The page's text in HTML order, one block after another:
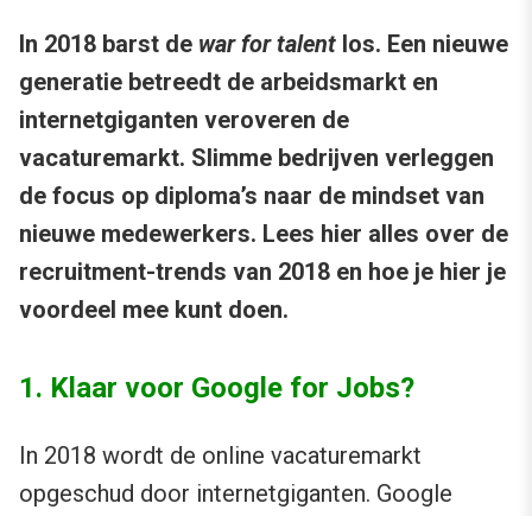
In 2018 barst de war for talent los. Een nieuwe
generatie betreedt de arbeidsmarkt en
internetgiganten veroveren de
vacaturemarkt. Slimme bedrijven verleggen
de focus op diploma’s naar de mindset van
nieuwe medewerkers. Lees hier alles over de
recruitment-trends van 2018 en hoe je hier je
voordeel mee kunt doen.
1. Klaar voor Google for Jobs?
In 2018 wordt de online vacaturemarkt
opgeschud door internetgiganten. Google